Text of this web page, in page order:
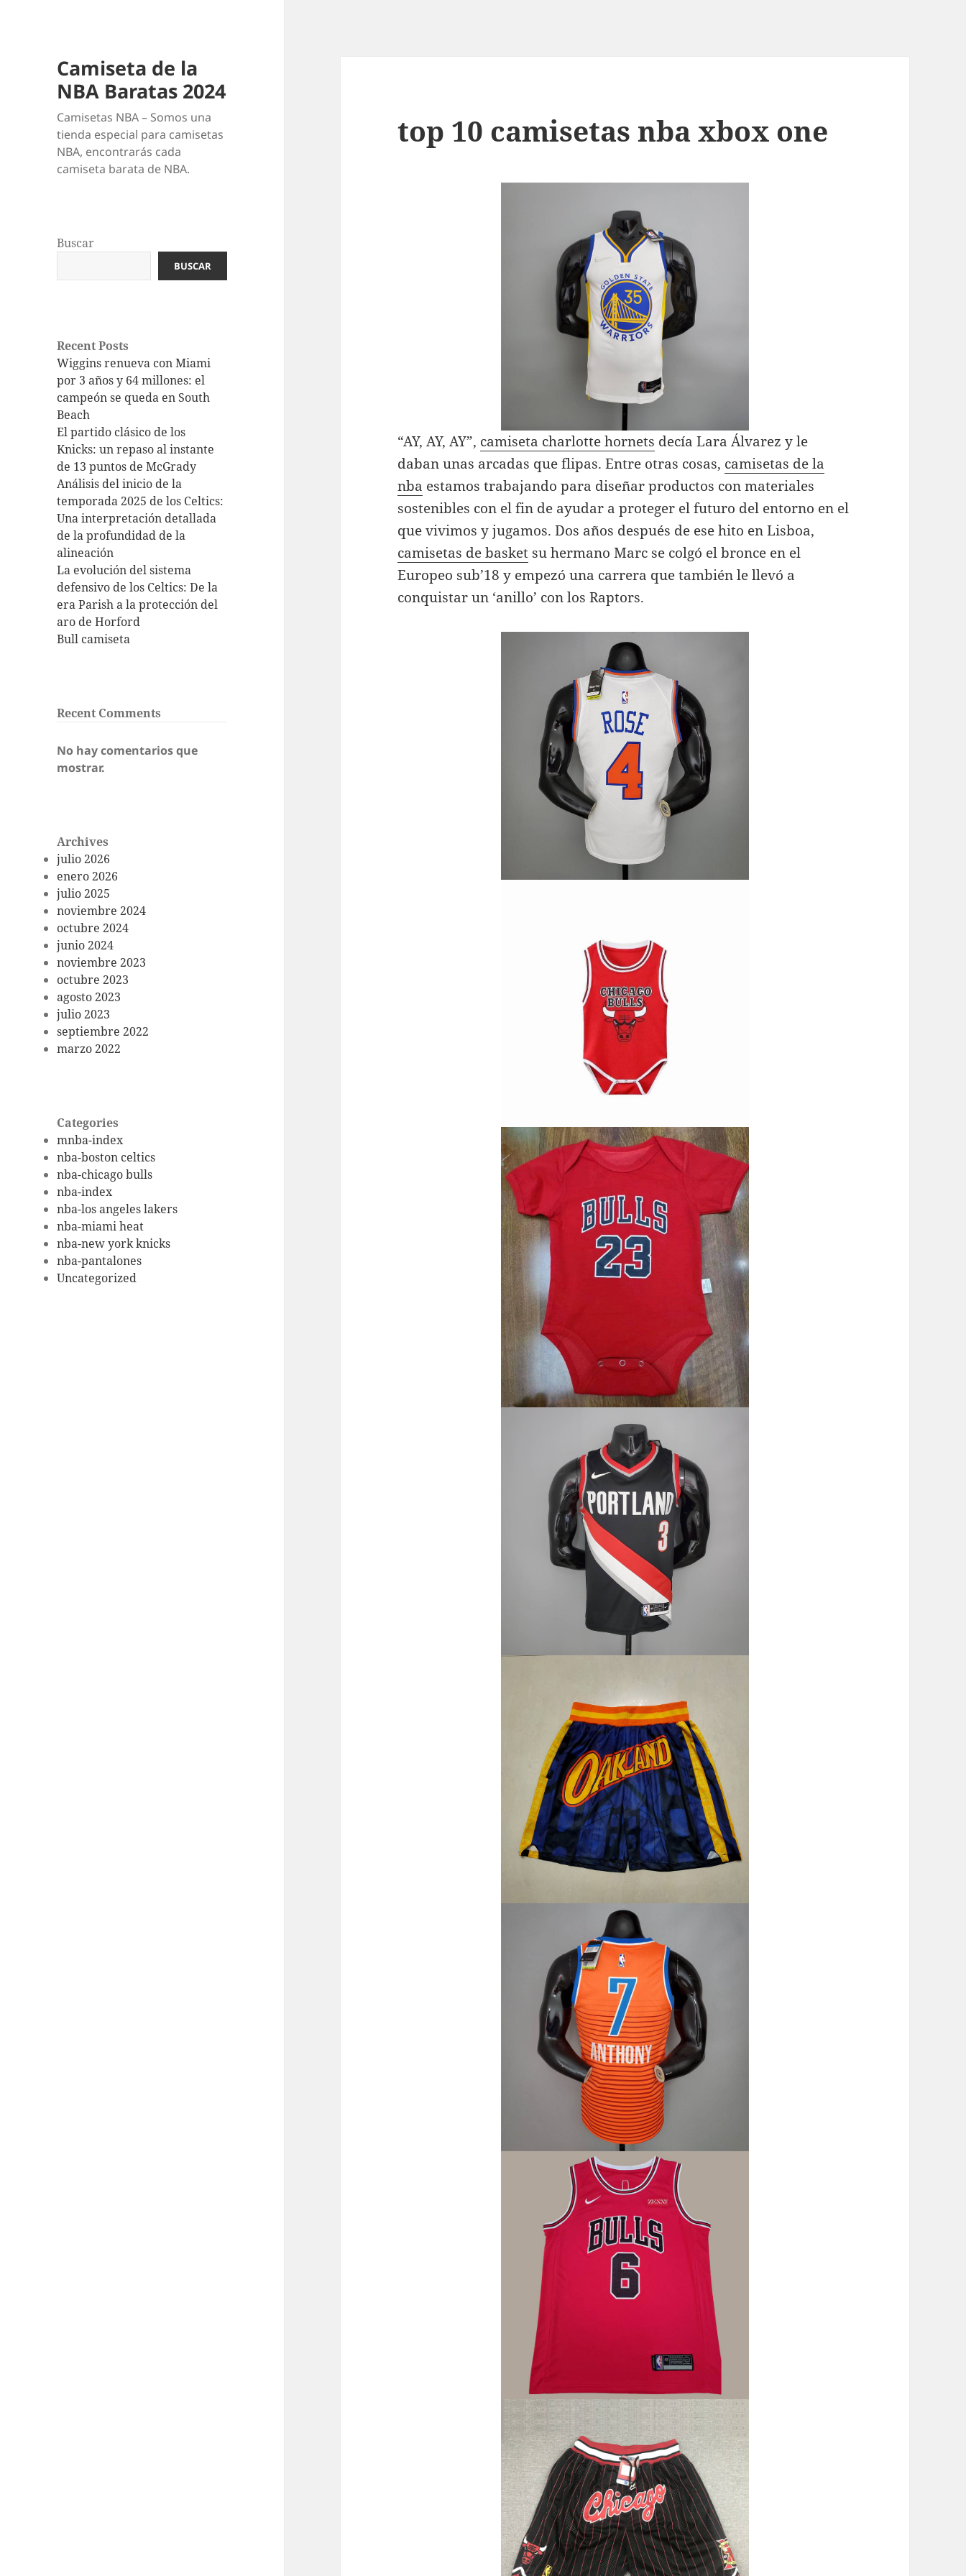
Camiseta de la
NBA Baratas 2024
Camisetas NBA – Somos una
tienda especial para camisetas
NBA, encontrarás cada
camiseta barata de NBA.
Buscar
BUSCAR
Recent Posts
Wiggins renueva con Miami
por 3 años y 64 millones: el
campeón se queda en South
Beach
El partido clásico de los
Knicks: un repaso al instante
de 13 puntos de McGrady
Análisis del inicio de la
temporada 2025 de los Celtics:
Una interpretación detallada
de la profundidad de la
alineación
La evolución del sistema
defensivo de los Celtics: De la
era Parish a la protección del
aro de Horford
Bull camiseta
Recent Comments
No hay comentarios que
mostrar.
Archives
julio 2026
enero 2026
julio 2025
noviembre 2024
octubre 2024
junio 2024
noviembre 2023
octubre 2023
agosto 2023
julio 2023
septiembre 2022
marzo 2022
Categories
mnba-index
nba-boston celtics
nba-chicago bulls
nba-index
nba-los angeles lakers
nba-miami heat
nba-new york knicks
nba-pantalones
Uncategorized
top 10 camisetas nba xbox one
“AY, AY, AY”, camiseta charlotte hornets decía Lara Álvarez y le
daban unas arcadas que flipas. Entre otras cosas, camisetas de la
nba estamos trabajando para diseñar productos con materiales
sostenibles con el fin de ayudar a proteger el futuro del entorno en el
que vivimos y jugamos. Dos años después de ese hito en Lisboa,
camisetas de basket su hermano Marc se colgó el bronce en el
Europeo sub’18 y empezó una carrera que también le llevó a
conquistar un ‘anillo’ con los Raptors.